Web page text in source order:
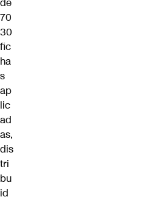
70
30
fic
ha
s
ap
lic
ad
as,
dis
tri
bu
id